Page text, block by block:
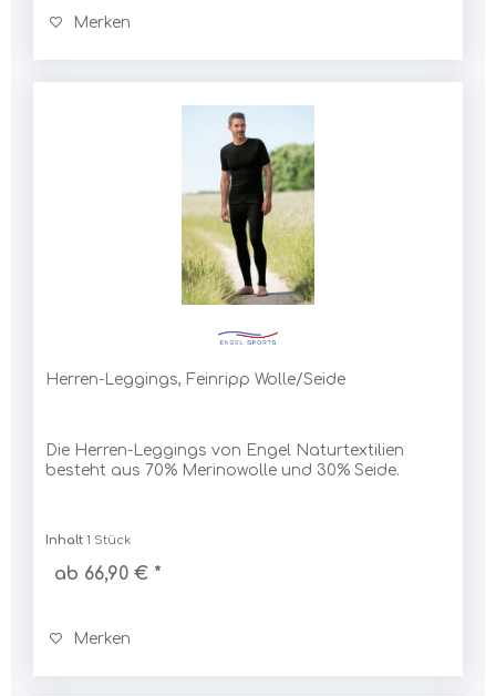
Merken
Herren-Leggings, Feinripp Wolle/Seide
Die Herren-Leggings von Engel Naturtextilien
besteht aus 70% Merinowolle und 30% Seide.
Inhalt 1 Stück
ab 66,90 € *
Merken